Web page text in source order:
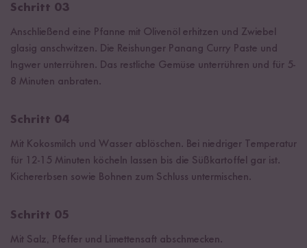
Schritt 03
Anschließend eine Pfanne mit Olivenöl erhitzen und Zwiebel
glasig anschwitzen. Die Reishunger Panang Curry Paste und
Ingwer unterrühren. Das restliche Gemüse unterrühren und für 5-
8 Minuten anbraten.
Schritt 04
Mit Kokosmilch und Wasser ablöschen. Bei niedriger Temperatur
für 12-15 Minuten köcheln lassen bis die Süßkartoffel gar ist.
Kichererbsen sowie Bohnen zum Schluss untermischen.
Schritt 05
Mit Salz, Pfeffer und Limettensaft abschmecken.